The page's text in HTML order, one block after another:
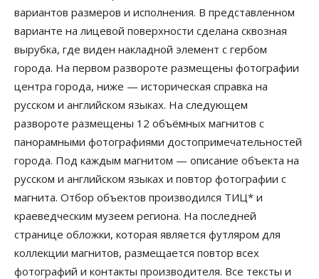
вариантов размеров и исполнения. В представленном
варианте на лицевой поверхности сделана сквозная
вырубка, где виден накладной элемент с гербом
города. На первом развороте размещены фотографии
центра города, ниже — историческая справка на
русском и английском языках. На следующем
развороте размещены 12 объёмных магнитов с
панорамными фотографиями достопримечательностей
города. Под каждым магнитом — описание объекта на
русском и английском языках и повтор фотографии с
магнита. Отбор объектов производился ТИЦ* и
краеведческим музеем региона. На последней
странице обложки, которая является футляром для
коллекции магнитов, размещается повтор всех
фотографий и контакты производителя. Все тексты и